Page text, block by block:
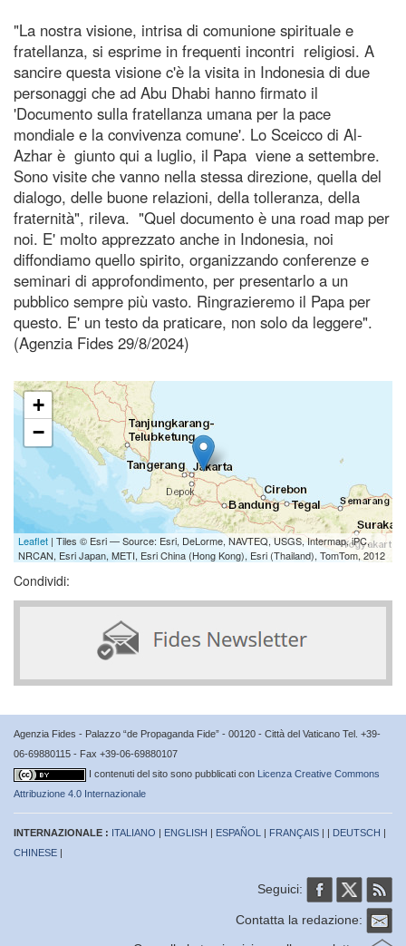
"La nostra visione, intrisa di comunione spirituale e
fratellanza, si esprime in frequenti incontri religiosi. A
sancire questa visione c'è la visita in Indonesia di due
personaggi che ad Abu Dhabi hanno firmato il
'Documento sulla fratellanza umana per la pace
mondiale e la convivenza comune'. Lo Sceicco di Al-
Azhar è giunto qui a luglio, il Papa viene a settembre.
Sono visite che vanno nella stessa direzione, quella del
dialogo, delle buone relazioni, della tolleranza, della
fraternità", rileva. "Quel documento è una road map per
noi. E' molto apprezzato anche in Indonesia, noi
diffondiamo quello spirito, organizzando conferenze e
seminari di approfondimento, per presentarlo a un
pubblico sempre più vasto. Ringrazieremo il Papa per
questo. E' un testo da praticare, non solo da leggere".
(Agenzia Fides 29/8/2024)
+
−
Leaflet | Tiles © Esri — Source: Esri, DeLorme, NAVTEQ, USGS, Intermap, iPC,
NRCAN, Esri Japan, METI, Esri China (Hong Kong), Esri (Thailand), TomTom, 2012
Condividi:
Agenzia Fides - Palazzo “de Propaganda Fide” - 00120 - Città del Vaticano Tel. +39-
06-69880115 - Fax +39-06-69880107
I contenuti del sito sono pubblicati con Licenza Creative Commons
Attribuzione 4.0 Internazionale
INTERNAZIONALE : ITALIANO | ENGLISH | ESPAÑOL | FRANÇAIS | | DEUTSCH |
CHINESE |
Seguici:
Contatta la redazione: